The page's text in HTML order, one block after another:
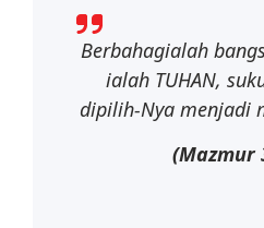
Berbahagialah
ialah TUHAN,
dipilih-Nya menjadi
(Mazmur